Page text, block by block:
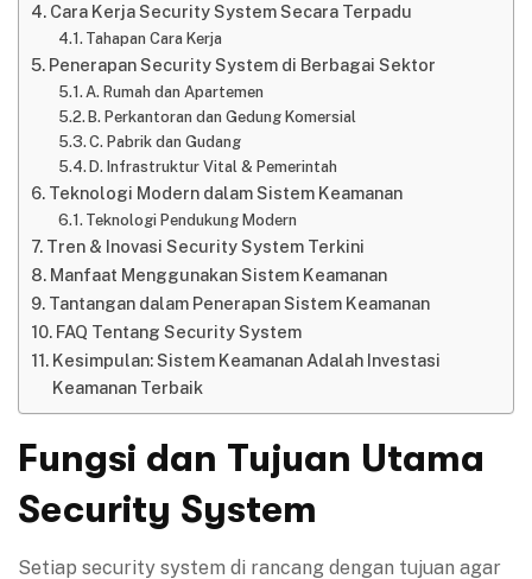
Cara Kerja Security System Secara Terpadu
Tahapan Cara Kerja
Penerapan Security System di Berbagai Sektor
A. Rumah dan Apartemen
B. Perkantoran dan Gedung Komersial
C. Pabrik dan Gudang
D. Infrastruktur Vital & Pemerintah
Teknologi Modern dalam Sistem Keamanan
Teknologi Pendukung Modern
Tren & Inovasi Security System Terkini
Manfaat Menggunakan Sistem Keamanan
Tantangan dalam Penerapan Sistem Keamanan
FAQ Tentang Security System
Kesimpulan: Sistem Keamanan Adalah Investasi
Keamanan Terbaik
Fungsi dan Tujuan Utama
Security System
Setiap security system di rancang dengan tujuan agar